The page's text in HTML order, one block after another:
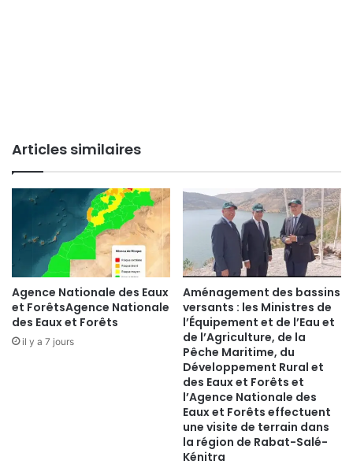
Articles similaires
Agence Nationale des Eaux
et ForêtsAgence Nationale
des Eaux et Forêts
il y a 7 jours
Aménagement des bassins
versants : les Ministres de
l’Équipement et de l’Eau et
de l’Agriculture, de la
Pêche Maritime, du
Développement Rural et
des Eaux et Forêts et
l’Agence Nationale des
Eaux et Forêts effectuent
une visite de terrain dans
la région de Rabat-Salé-
Kénitra